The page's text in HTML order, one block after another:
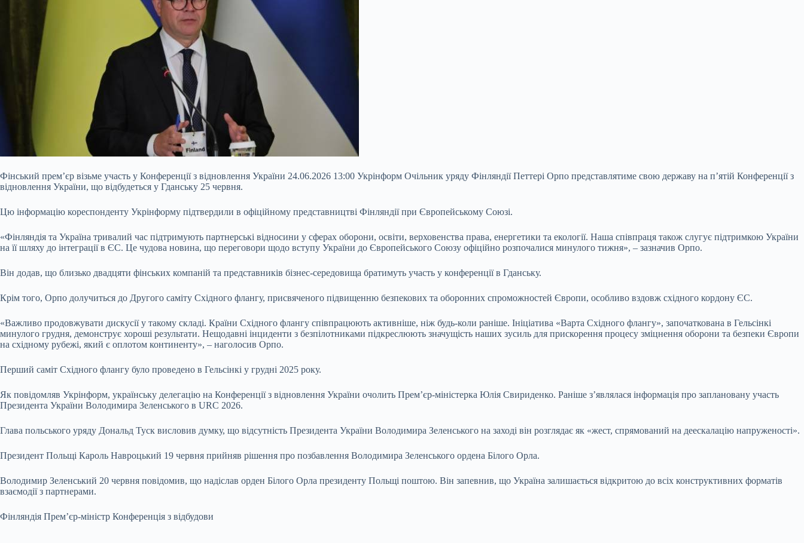
Фінський прем’єр візьме участь у Конференції з відновлення України 24.06.2026 13:00 Укрінформ Очільник уряду Фінляндії Петтері Орпо представлятиме свою державу на п’ятій Конференції з
відновлення України, що відбудеться у Гданську 25 червня.
Цю інформацію кореспонденту Укрінформу підтвердили в офіційному представництві Фінляндії при Європейському Союзі.
«Фінляндія та Україна тривалий час підтримують партнерські відносини у сферах оборони, освіти, верховенства права, енергетики та екології. Наша співпраця також слугує підтримкою України
на її шляху до інтеграції в ЄС. Це чудова новина, що переговори щодо вступу України до Європейського Союзу офіційно розпочалися минулого тижня», – зазначив Орпо.
Він додав, що близько двадцяти фінських компаній та представників бізнес-середовища братимуть участь у конференції в Гданську.
Крім того, Орпо долучиться до Другого саміту Східного флангу, присвяченого підвищенню безпекових та оборонних спроможностей Європи, особливо вздовж східного кордону ЄС.
«Важливо продовжувати дискусії у такому складі. Країни Східного флангу співпрацюють активніше, ніж будь-коли раніше. Ініціатива «Варта Східного флангу», започаткована в Гельсінкі
минулого грудня, демонструє хороші результати. Нещодавні інциденти з безпілотниками підкреслюють значущість наших зусиль для прискорення процесу зміцнення оборони та безпеки Європи
на східному рубежі, який є оплотом континенту», – наголосив Орпо.
Перший саміт Східного флангу було проведено в Гельсінкі у грудні 2025 року.
Як повідомляв Укрінформ, українську делегацію на Конференції з відновлення України очолить Прем’єр-міністерка Юлія Свириденко. Раніше з’являлася інформація про заплановану участь
Президента України Володимира Зеленського в URC 2026.
Глава польського уряду Дональд Туск висловив думку, що відсутність Президента України Володимира Зеленського на заході він розглядає як «жест, спрямований на деескалацію напруженості».
Президент Польщі Кароль Навроцький 19 червня прийняв рішення про позбавлення Володимира Зеленського ордена Білого Орла.
Володимир Зеленський 20 червня повідомив, що надіслав орден Білого Орла президенту Польщі поштою. Він запевнив, що Україна залишається відкритою до всіх конструктивних форматів
взаємодії з партнерами.
Фінляндія Прем’єр-міністр Конференція з відбудови